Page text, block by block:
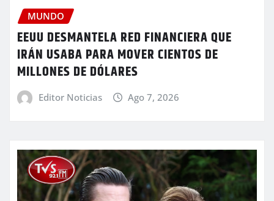
MUNDO
EEUU DESMANTELA RED FINANCIERA QUE
IRÁN USABA PARA MOVER CIENTOS DE
MILLONES DE DÓLARES
Editor Noticias Ago 7, 2026